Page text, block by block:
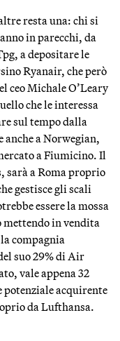
resta una: chi si
in parecchi, da
a depositare le
Ryanair, che però
ceo Michale O’Leary
che le interessa
sul tempo dalla
anche a Norwegian,
a Fiumicino. Il
sarà a Roma proprio
gestisce gli scali
essere la mossa
in vendita
compagnia
suo 29% di Air
vale appena 32
acquirente
da Lufthansa.